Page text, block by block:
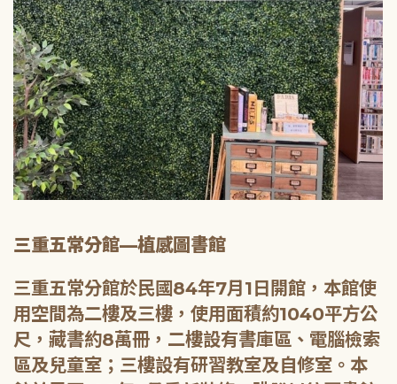
三重五常分館—植感圖書館
三重五常分館於民國84年7月1日開館，本館使
用空間為二樓及三樓，使用面積約1040平方公
尺，藏書約8萬冊，二樓設有書庫區、電腦檢索
區及兒童室；三樓設有研習教室及自修室。本